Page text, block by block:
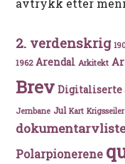
avtrykk etter
2. verdenskrig
1962 Arendal Arkitekt
Brev Digitaliserte
Jernbane Jul Kart Krigsseiler
Polarpionerene